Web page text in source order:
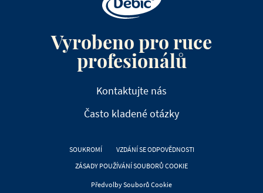
Vyrobeno pro ruce
profesionálů
Kontaktujte nás
Často kladené otázky
SOUKROMÍ
VZDÁNÍ SE ODPOVĚDNOSTI
ZÁSADY POUŽÍVÁNÍ SOUBORŮ COOKIE
Předvolby Souborů Cookie